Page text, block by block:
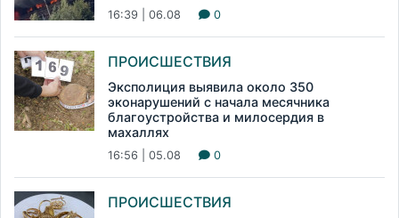
16:39 | 06.08 0
ПРОИСШЕСТВИЯ
Эксполиция выявила около 350
эконарушений с начала месячника
благоустройства и милосердия в
махаллях
16:56 | 05.08 0
ПРОИСШЕСТВИЯ